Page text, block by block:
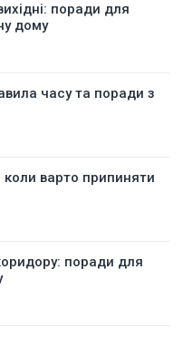
поради для
дому
часу та поради з
варто припиняти
поради для